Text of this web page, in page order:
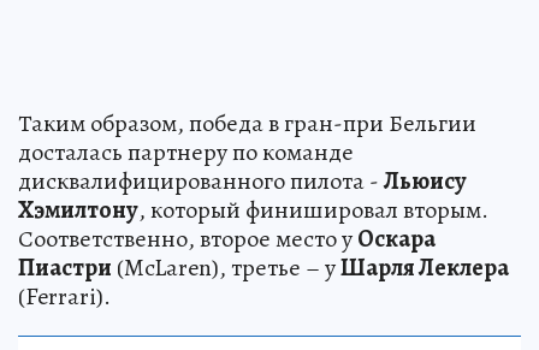
Таким образом, победа в гран-при Бельгии
досталась партнеру по команде
дисквалифицированного пилота -Льюису
Хэмилтону, который финишировал вторым.
Соответственно, второе место уОскара
Пиастри (McLaren), третье – уШарля Леклера
(Ferrari).